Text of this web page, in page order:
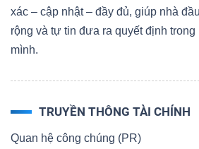
xác – cập nhật – đầy đủ, giúp nhà
rộng và tự tin đưa ra quyết định
mình.
TRUYỀN THÔNG TÀI CHÍNH
Quan hệ công chúng (PR)